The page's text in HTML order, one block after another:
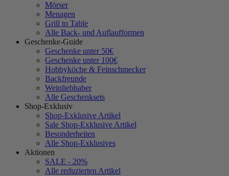
Mörser
Menagen
Grill to Table
Alle Back- und Auflaufformen
Geschenke-Guide
Geschenke unter 50€
Geschenke unter 100€
Hobbyköche & Feinschmecker
Backfreunde
Weinliebhaber
Alle Geschenksets
Shop-Exklusiv
Shop-Exklusive Artikel
Sale Shop-Exklusive Artikel
Besonderheiten
Alle Shop-Exklusives
Aktionen
SALE - 20%
Alle reduzierten Artikel